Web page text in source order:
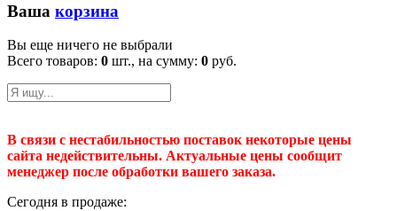
Ваша корзина
Вы еще ничего не выбрали
Всего товаров: 0 шт., на сумму: 0 руб.
В связи с нестабильностью поставок некоторые цены
сайта недействительны. Актуальные цены сообщит
менеджер после обработки вашего заказа.
Сегодня в продаже: